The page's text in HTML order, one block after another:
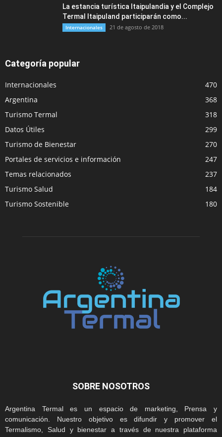
La estancia turística Itaipulandia y el Complejo
Termal Itaipuland participarán como...
Internacionales 21 de agosto de 2018
Categoría popular
Internacionales
470
Argentina
368
Turismo Termal
318
Datos Útiles
299
Turismo de Bienestar
270
Portales de servicios e información
247
Temas relacionados
237
Turismo Salud
184
Turismo Sostenible
180
SOBRE NOSOTROS
Argentina Termal es un espacio de marketing, Prensa y
comunicación. Nuestro objetivo es difundir y promover el
Termalismo, Salud y bienestar a través de nuestra plataforma